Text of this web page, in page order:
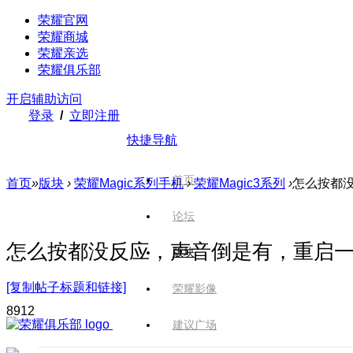
荣耀官网
荣耀商城
荣耀亲选
荣耀俱乐部
开启辅助访问
登录 / 立即注册
快捷导航
首页
论坛
版块
荣耀影像
建议广场
首页»版块 › 荣耀Magic系列手机 › 荣耀Magic3系列 ›怎么按都
怎么按都没反应，声音倒是有，重启
[复制帖子标题和链接]
8912